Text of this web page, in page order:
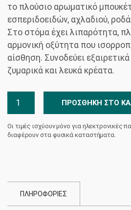
το πλούσιο αρωματικό
εσπεριδοειδών, αχλαδιού,
Στο στόμα έχει λιπαρότητα,
αρμονική οξύτητα που
αίσθηση. Συνοδεύει
ζυμαρικά και λευκά κρέατα.
Inima
Ντεμπίνα
Κατώγι
ΠΡΟΣΘΉΚΗ ΣΤΟ
Οι τιμές ισχύουν μόνο για ηλεκτρονικές
διαφέρουν στα φυσικά καταστήματα.
ΠΛΗΡΟΦΟΡΙΕΣ